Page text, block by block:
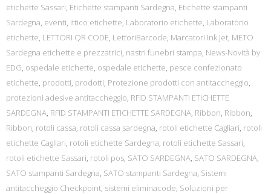
etichette Sassari, Etichette stampanti Sardegna, Etichette stampanti
Sardegna, eventi, ittico etichette, Laboratorio etichette, Laboratorio
etichette, LETTORI QR CODE, LettoriBarcode, Marcatori Ink Jet, METO
Sardegna etichette e prezzatrici, nastri funebri stampa, News-Novità by
EDG, ospedale etichette, ospedale etichette, pesce confezionato
etichette, prodotti, prodotti, Protezione prodotti con antitaccheggio,
protezioni adesive antitaccheggio, RFID STAMPANTI ETICHETTE
SARDEGNA, RFID STAMPANTI ETICHETTE SARDEGNA, Ribbon, Ribbon,
Ribbon, rotoli cassa, rotoli cassa sardegna, rotoli etichette Cagliari, rotoli
etichette Cagliari, rotoli etichette Sardegna, rotoli etichette Sassari,
rotoli etichette Sassari, rotoli pos, SATO SARDEGNA, SATO SARDEGNA,
SATO stampanti Sardegna, SATO stampanti Sardegna, Sistemi
antitaccheggio Checkpoint, sistemi eliminacode, Soluzioni per